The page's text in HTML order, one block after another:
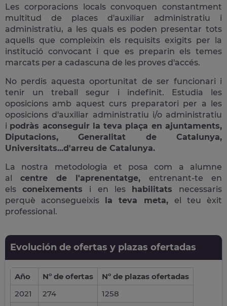
Les corporacions locals convoquen constantment
multitud de places d'auxiliar administratiu i
administratiu, a les quals es poden presentar tots
aquells que compleixin els requisits exigits per la
institució convocant i que es preparin els temes
marcats per a cadascuna de les proves d'accés.
No perdis aquesta oportunitat de ser funcionari i
tenir un treball segur i indefinit. Estudia les
oposicions amb aquest curs preparatori per a les
oposicions d'auxiliar administratiu i/o administratiu
i podràs aconseguir la teva plaça en ajuntaments,
Diputacions, Generalitat de Catalunya,
Universitats...d'arreu de Catalunya.
La nostra metodologia et posa com a alumne
al centre de l'aprenentatge, entrenant-te en
elsconeixements i en les habilitats necessaris
perquè aconsegueixis la teva meta, el teu èxit
professional.
Evolución de ofertas y plazas ofertadas
Año Nº de ofertas
Nº de plazas ofertadas
2021
274 1258